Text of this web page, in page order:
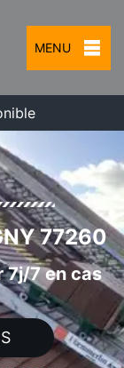
MENU
77260
7j/7 en cas